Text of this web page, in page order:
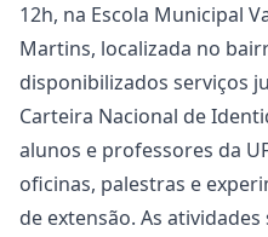
12h, na Escola Municipal
Martins, localizada no
disponibilizados serviços
Carteira Nacional de
alunos e professores da
oficinas, palestras e
de extensão. As